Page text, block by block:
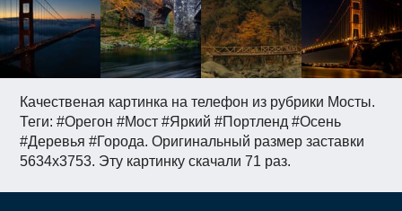
Качественая картинка на телефон из рубрики Мосты.
Теги: #Орегон #Мост #Яркий #Портленд #Осень
#Деревья #Города. Оригинальный размер заставки
5634x3753. Эту картинку скачали 71 раз.